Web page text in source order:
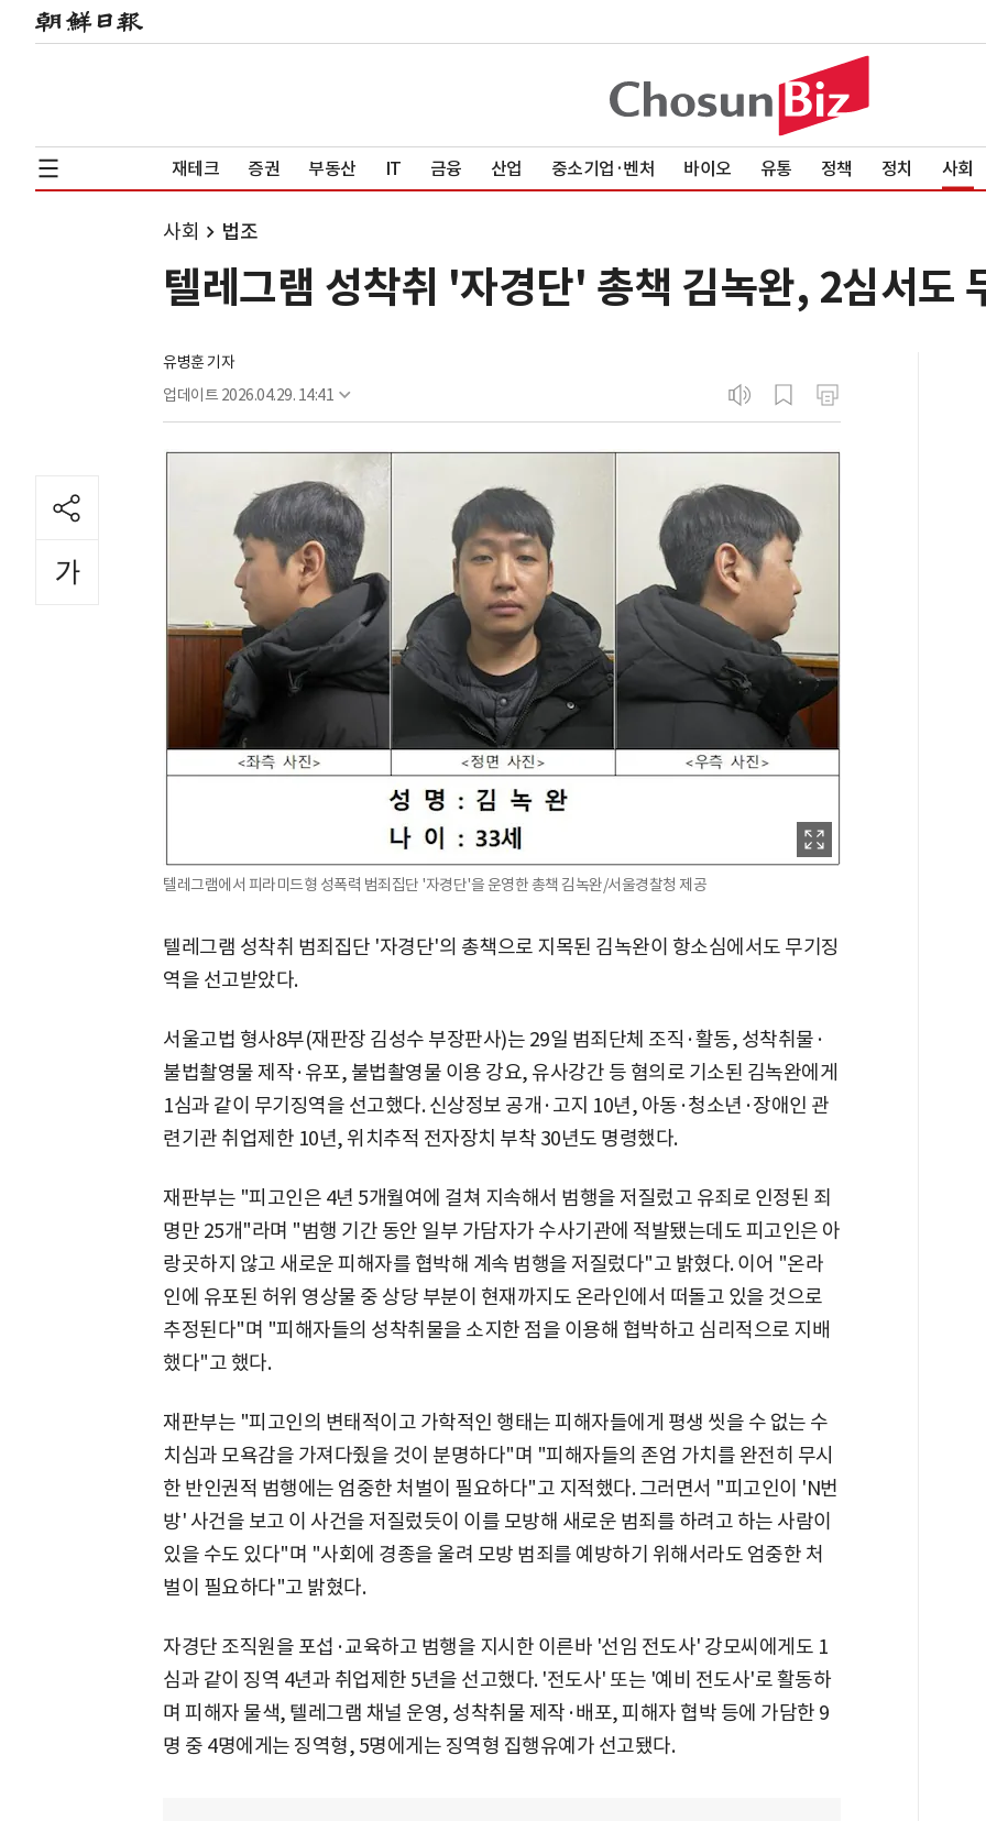
재테크 증권 부동산 IT 금융 산업 중소기업·벤처 바이오 유통 정책 정치 사회
사회 법조
텔레그램 성착취 '자경단' 총책 김녹완, 2심서도
유병훈 기자
업데이트 2026.04.29. 14:41
텔레그램에서 피라미드형 성폭력 범죄집단 '자경단'을 운영한 총책 김녹완/서울경찰청 제공
텔레그램 성착취 범죄집단 '자경단'의 총책으로 지목된 김녹완이 항소심에서도 무기징
역을 선고받았다.
서울고법 형사8부(재판장 김성수 부장판사)는 29일 범죄단체 조직·활동, 성착취물·
불법촬영물 제작·유포, 불법촬영물 이용 강요, 유사강간 등 혐의로 기소된 김녹완에게
1심과 같이 무기징역을 선고했다. 신상정보 공개·고지 10년, 아동·청소년·장애인 관
련기관 취업제한 10년, 위치추적 전자장치 부착 30년도 명령했다.
재판부는 "피고인은 4년 5개월여에 걸쳐 지속해서 범행을 저질렀고 유죄로 인정된 죄
명만 25개"라며 "범행 기간 동안 일부 가담자가 수사기관에 적발됐는데도 피고인은 아
랑곳하지 않고 새로운 피해자를 협박해 계속 범행을 저질렀다"고 밝혔다. 이어 "온라
인에 유포된 허위 영상물 중 상당 부분이 현재까지도 온라인에서 떠돌고 있을 것으로
추정된다"며 "피해자들의 성착취물을 소지한 점을 이용해 협박하고 심리적으로 지배
했다"고 했다.
재판부는 "피고인의 변태적이고 가학적인 행태는 피해자들에게 평생 씻을 수 없는 수
치심과 모욕감을 가져다줬을 것이 분명하다"며 "피해자들의 존엄 가치를 완전히 무시
한 반인권적 범행에는 엄중한 처벌이 필요하다"고 지적했다. 그러면서 "피고인이 'N번
방' 사건을 보고 이 사건을 저질렀듯이 이를 모방해 새로운 범죄를 하려고 하는 사람이
있을 수도 있다"며 "사회에 경종을 울려 모방 범죄를 예방하기 위해서라도 엄중한 처
벌이 필요하다"고 밝혔다.
자경단 조직원을 포섭·교육하고 범행을 지시한 이른바 '선임 전도사' 강모씨에게도 1
심과 같이 징역 4년과 취업제한 5년을 선고했다. '전도사' 또는 '예비 전도사'로 활동하
며 피해자 물색, 텔레그램 채널 운영, 성착취물 제작·배포, 피해자 협박 등에 가담한 9
명 중 4명에게는 징역형, 5명에게는 징역형 집행유예가 선고됐다.